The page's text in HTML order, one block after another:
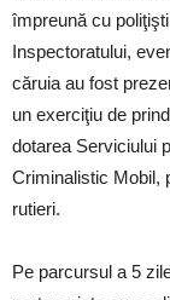
împreună cu
Inspectoratului,
căruia au fost
un exerciţiu de
dotarea Serviciului
Criminalistic Mobil,
rutieri.
Pe parcursul a 5